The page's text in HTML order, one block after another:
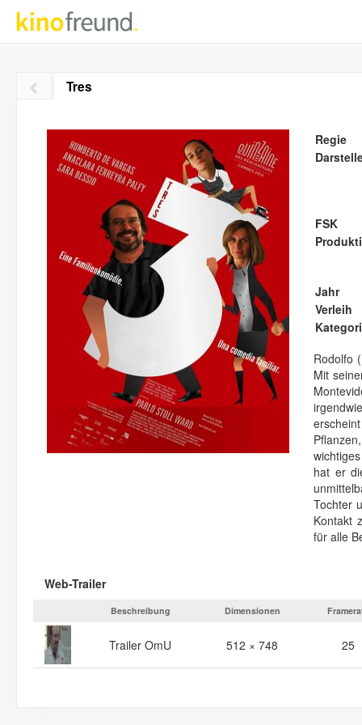
Tres
Regie
FSK
Jahr
Verleih
Rodolfo
Mit
hat er
Tochter
Kontakt
für alle
Web-Trailer
Beschreibung Dimensionen
Trailer OmU 512 × 748 25